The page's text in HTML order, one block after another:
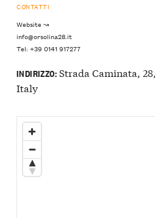
CONTATTI
Website ↝
info@orsolina28.it
Tel: +39 0141 917277
INDIRIZZO:Strada Caminata,
Italy